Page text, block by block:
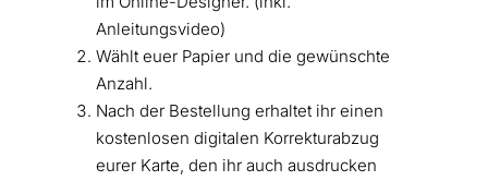
Anleitungsvideo)
Wählt euer Papier und die gewünschte
Anzahl.
Nach der Bestellung erhaltet ihr einen
kostenlosen digitalen Korrekturabzug
eurer Karte, den ihr auch ausdrucken